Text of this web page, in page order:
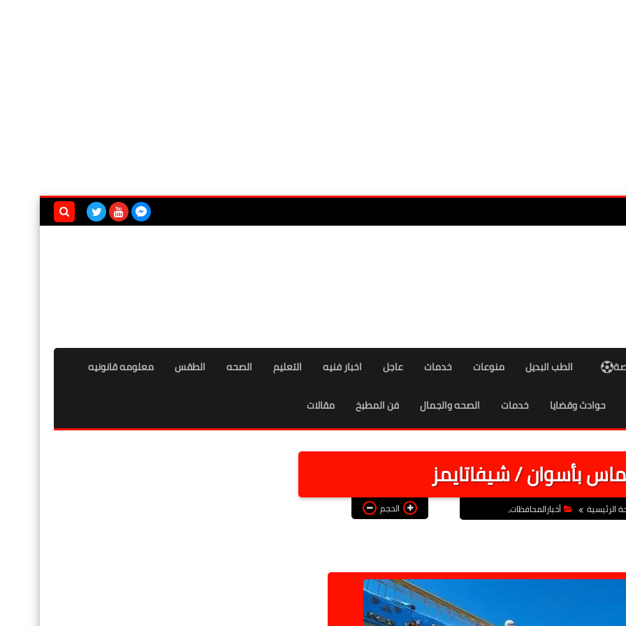
الطب البديل منوعات خدمات عاجل اخبار فنيه التعليم الصحه الطقس معلومه قانونيه
حوادث وقضايا خدمات الصحه والجمال فن المطبخ مقالات
بأسوان / شيفاتايمز
الرئيسية أخبارالمحافظات، الحجم